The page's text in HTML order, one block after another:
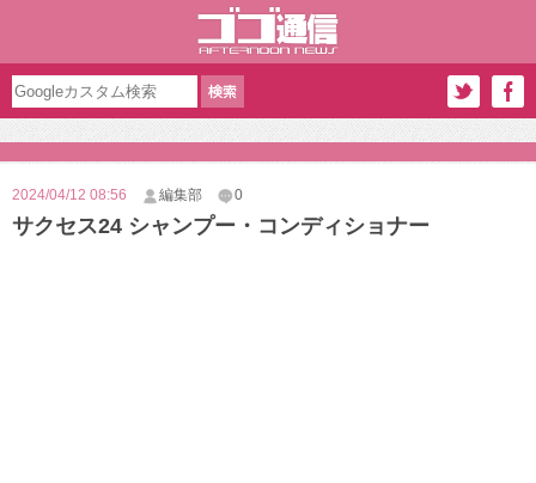
2024/04/12 08:56 編集部 0
サクセス24 シャンプー・コンディショナー